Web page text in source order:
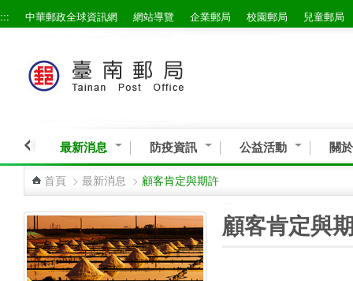
跳到主要內容區塊
::: 中華郵政全球資訊網 網站導覽 企業郵局 校園郵局 兒童郵局
最新消息 防疫資訊 公益活動 關
首頁 > 最新消息 > 顧客肯定與期許
顧客肯定與